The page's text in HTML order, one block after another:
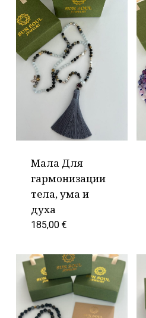
Мала Для
гармонизации
тела, ума и
духа
185,00 €